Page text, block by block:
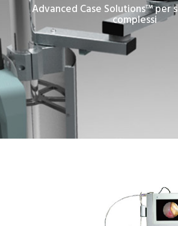
Advanced Case Solutions™ per
complessi